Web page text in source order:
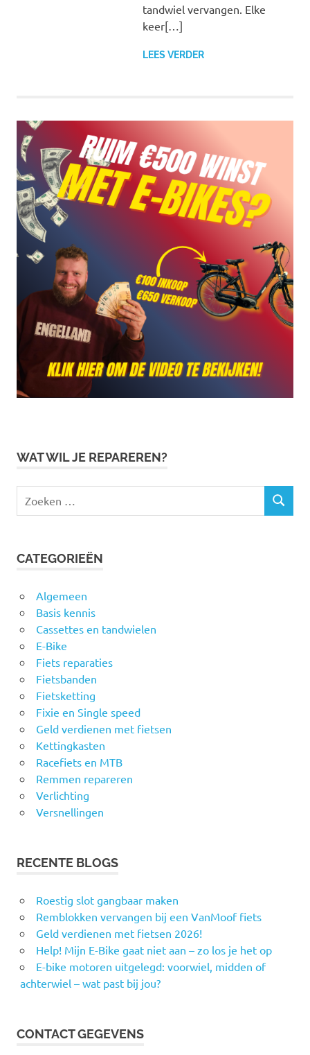
tandwiel vervangen. Elke
keer[…]
LEES VERDER
WAT WIL JE REPAREREN?
naar:
ZOEKEN
CATEGORIEËN
Algemeen
Basis kennis
Cassettes en tandwielen
E-Bike
Fiets reparaties
Fietsbanden
Fietsketting
Fixie en Single speed
Geld verdienen met fietsen
Kettingkasten
Racefiets en MTB
Remmen repareren
Verlichting
Versnellingen
RECENTE BLOGS
Roestig slot gangbaar maken
Remblokken vervangen bij een VanMoof fiets
Geld verdienen met fietsen 2026!
Help! Mijn E-Bike gaat niet aan – zo los je het op
E-bike motoren uitgelegd: voorwiel, midden of
achterwiel – wat past bij jou?
CONTACT GEGEVENS